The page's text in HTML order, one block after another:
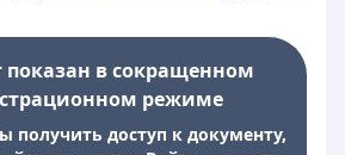
показан в сокращенном
режиме
получить доступ к документу,